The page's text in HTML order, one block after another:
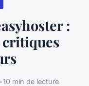
:
critiques
•10 min de lecture